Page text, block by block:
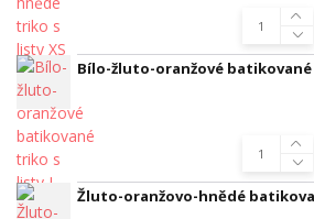
Bílo-žluto-oranžové
Žluto-oranžovo-hnědé